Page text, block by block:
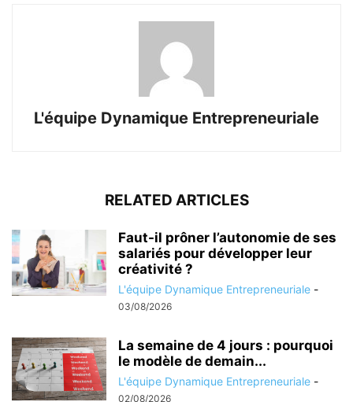
L'équipe Dynamique Entrepreneuriale
RELATED ARTICLES
Faut-il prôner l’autonomie de ses
salariés pour développer leur
créativité ?
L'équipe Dynamique Entrepreneuriale -
03/08/2026
La semaine de 4 jours : pourquoi
le modèle de demain...
L'équipe Dynamique Entrepreneuriale -
02/08/2026